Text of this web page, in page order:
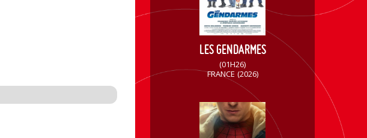
LES GENDARMES
(01H26)
FRANCE (2026)